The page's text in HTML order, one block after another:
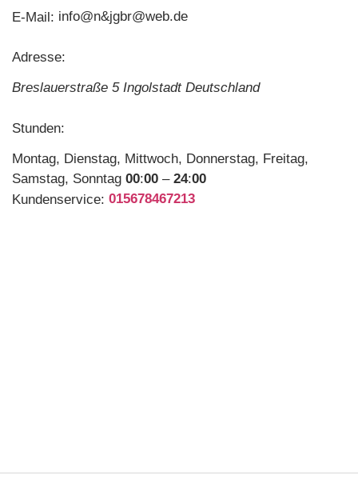
E-Mail: info@n&jgbr@web.de
Adresse:
Breslauerstraße 5 Ingolstadt Deutschland
Stunden:
Montag, Dienstag, Mittwoch, Donnerstag, Freitag,
Samstag, Sonntag 00:00 – 24:00
Kundenservice: 015678467213